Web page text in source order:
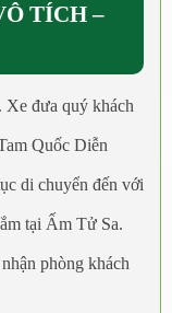
TÍCH –
Xe đưa quý khách
Quốc Diễn
di chuyển đến với
tại Ấm Tử Sa.
phòng khách